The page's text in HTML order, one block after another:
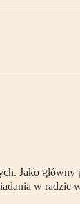
Jako
w